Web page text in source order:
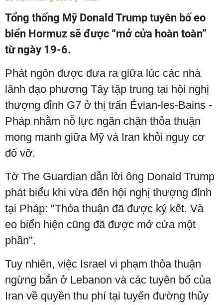
Tổng thống Mỹ Donald Trump tuyên bố eo
biển Hormuz sẽ được “mở cửa hoàn toàn”
từ ngày 19-6.
Phát ngôn được đưa ra giữa lúc các nhà
lãnh đạo phương Tây tập trung tại hội nghị
thượng đỉnh G7 ở thị trấn Évian-les-Bains -
Pháp nhằm nỗ lực ngăn chặn thỏa thuận
mong manh giữa Mỹ và Iran khỏi nguy cơ
đổ vỡ.
Tờ The Guardian dẫn lời ông Donald Trump
phát biểu khi vừa đến hội nghị thượng đỉnh
tại Pháp: "Thỏa thuận đã được ký kết. Và
eo biển hiện cũng đã được mở cửa một
phần".
Tuy nhiên, việc Israel vi phạm thỏa thuận
ngừng bắn ở Lebanon và các tuyên bố của
Iran về quyền thu phí tại tuyến đường thủy